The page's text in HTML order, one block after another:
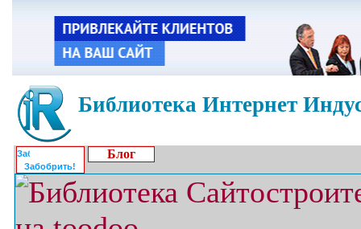
Библиотека Интернет
Забобрить!
Блог